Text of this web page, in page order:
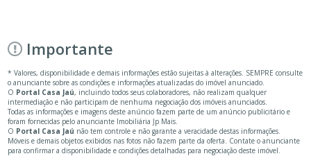
Importante
* Valores, disponibilidade e demais informações estão sujeitas à alterações. SEMPRE consulte
o anunciante sobre as condições e informações atualizadas do imóvel anunciado.
O Portal Casa Jaú, incluindo todos seus colaboradores, não realizam qualquer
intermediação e não participam de nenhuma negociação dos imóveis anunciados.
Todas as informações e imagens deste anúncio fazem parte de um anúncio publicitário e
foram fornecidas pelo anunciante Imobiliária Jp Mais.
O Portal Casa Jaú não tem controle e não garante a veracidade destas informações.
Móveis e demais objetos exibidos nas fotos não fazem parte da oferta. Contate o anunciante
para confirmar a disponibilidade e condições detalhadas para negociação deste imóvel.